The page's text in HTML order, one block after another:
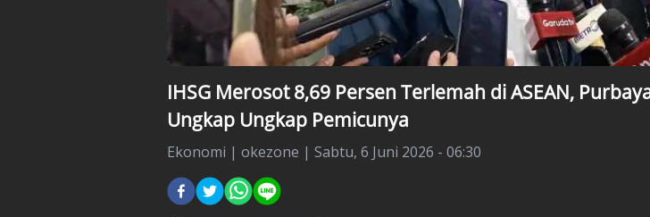
IHSG Merosot 8,69 Persen Terlemah di ASEAN,
Ungkap Ungkap Pemicunya
Ekonomi | okezone | Sabtu, 6 Juni 2026 - 06:30